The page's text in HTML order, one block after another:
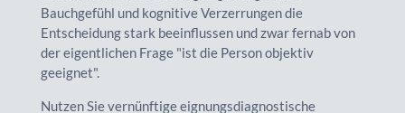
Bauchgefühl und kognitive Verzerrungen die
Entscheidung stark beeinflussen und zwar fernab von
der eigentlichen Frage "ist die Person objektiv
geeignet".
Nutzen Sie vernünftige eignungsdiagnostische